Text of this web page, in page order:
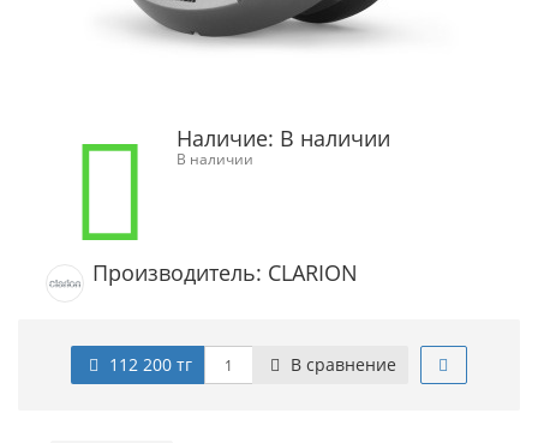
Наличие: В наличии
В наличии
Производитель: CLARION
112 200 тг В сравнение